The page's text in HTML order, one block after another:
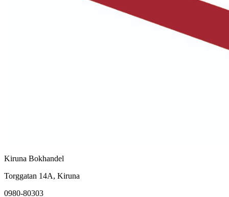
Kiruna Bokhandel
Torggatan 14A, Kiruna
0980-80303